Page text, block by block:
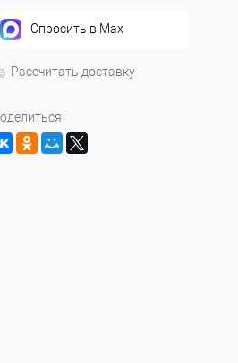
Спросить в Max
Рассчитать доставку